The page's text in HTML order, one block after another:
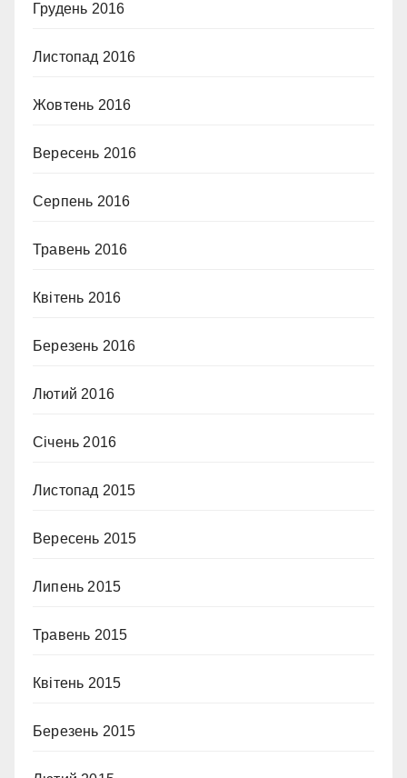
Грудень 2016
Листопад 2016
Жовтень 2016
Вересень 2016
Серпень 2016
Травень 2016
Квітень 2016
Березень 2016
Лютий 2016
Січень 2016
Листопад 2015
Вересень 2015
Липень 2015
Травень 2015
Квітень 2015
Березень 2015